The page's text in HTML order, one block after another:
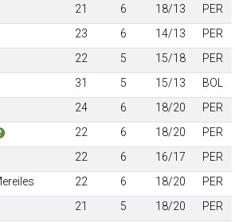
21 6 18/13
PER
23 6 14/13
PER
22 5 15/18
PER
31 5 15/13
BOL
24 6 18/20
PER
22 6 18/20
PER
22 6 16/17
PER
22 6 18/20
PER
21 5 18/20
PER